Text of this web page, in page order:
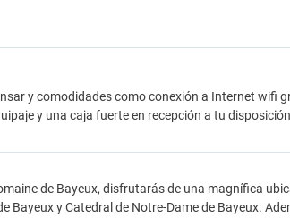
y comodidades como conexión a Internet wifi
y una caja fuerte en recepción a tu
de Bayeux, disfrutarás de una magnífica
Bayeux y Catedral de Notre-Dame de Bayeux.